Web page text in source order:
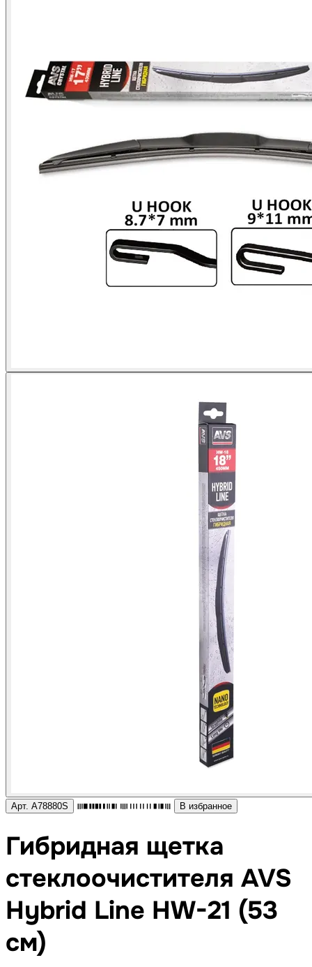
Арт. A78880S В избранное
Гибридная щетка
стеклоочистителя AVS
Hybrid Line HW-21 (53
см)